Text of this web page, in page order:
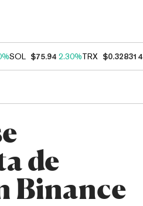
SOL $75.94 2.30%TRX $0.328314
de
Binance